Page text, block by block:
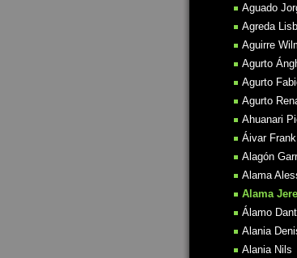
Aguado
Agreda
Aguirre
Agurto
Agurto
Agurto
Ahuanari
Áivar Frank
Alagón
Alama
Alama
Álamo
Alania
Alania Nils